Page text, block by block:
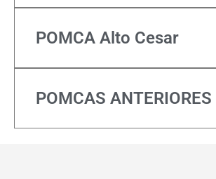
POMCA Alto Cesar
POMCAS ANTERIORES